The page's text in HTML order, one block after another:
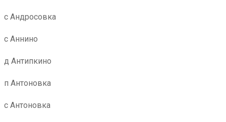
с Андросовка
с Аннино
д Антипкино
п Антоновка
с Антоновка